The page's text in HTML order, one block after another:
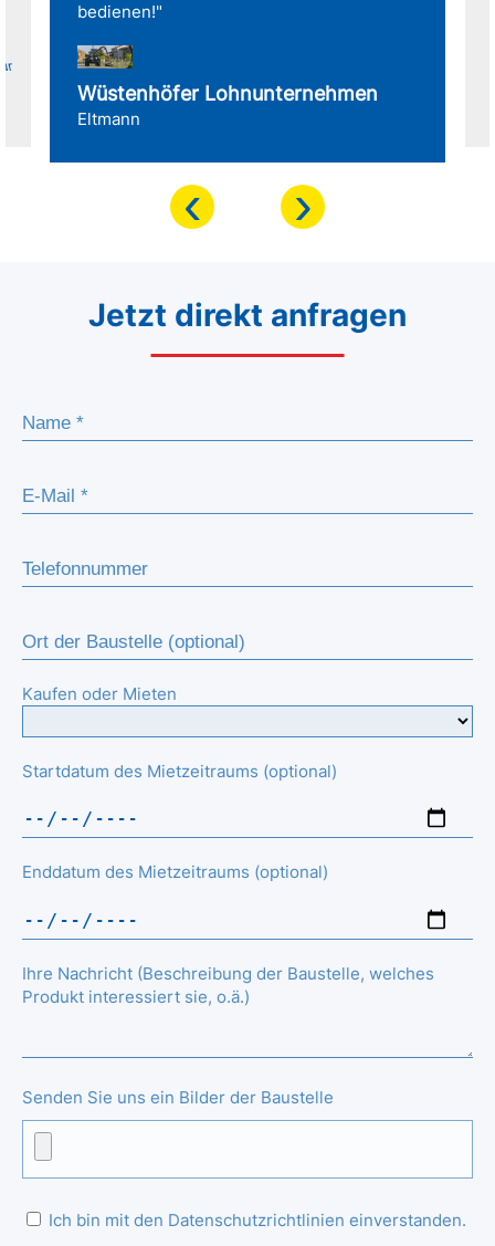
bedienen!"
Wüstenhöfer Lohnunternehmen
Eltmann
‹ ›
Jetzt direkt anfragen
Kaufen oder Mieten
Startdatum des Mietzeitraums (optional)
Enddatum des Mietzeitraums (optional)
Ihre Nachricht (Beschreibung der Baustelle, welches
Produkt interessiert sie, o.ä.)
Senden Sie uns ein Bilder der Baustelle
Ich bin mit den Datenschutzrichtlinien einverstanden.